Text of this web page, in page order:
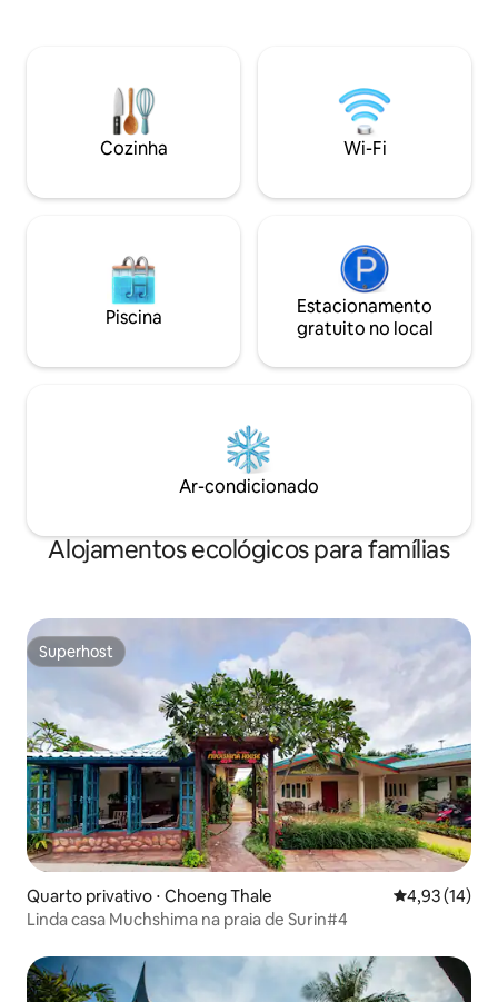
Wi-Fi do resort permite que você se
conecte por dias inteiros. Do Ao Chalong
Pier ao resort fica a cerca de 15 a 20
minutos de barco de cauda longa.
tarifas de longa
escola
de distância.
Cozinha Wi-Fi
Piscina
Estacionamento
gratuito no local
Ar-condicionado
Alojamentos ecológicos para famílias
Superhost
Superhost
Quarto privativo ⋅ Choeng Thale 4,93 de uma
4,93 (14)
Linda casa Muchshima na praia de Surin#4